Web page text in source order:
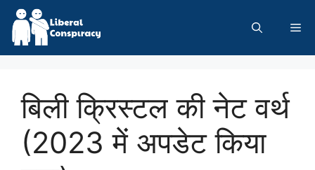
Skip
content
बिली क्रिस्टल की नेट वर्थ
(2023 में अपडेट किया